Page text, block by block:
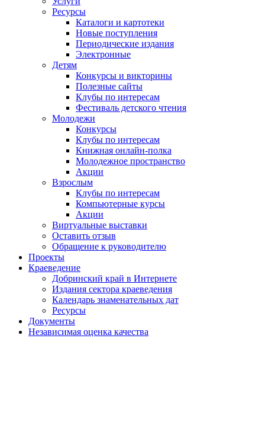
Ресурсы
Каталоги и картотеки
Новые поступления
Периодические издания
Электронные
Детям
Конкурсы и викторины
Полезные сайты
Клубы по интересам
Фестиваль детского чтения
Молодежи
Конкурсы
Клубы по интересам
Книжная онлайн-полка
Молодежное пространство
Акции
Взрослым
Клубы по интересам
Компьютерные курсы
Акции
Виртуальные выставки
Оставить отзыв
Обращение к руководителю
Проекты
Краеведение
Добринский край в Интернете
Издания сектора краеведения
Календарь знаменательных дат
Ресурсы
Документы
Независимая оценка качества